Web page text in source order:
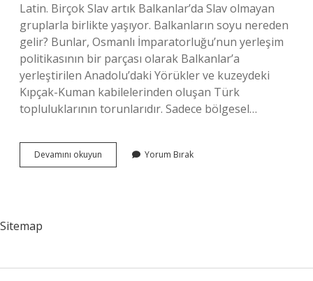
Latin. Birçok Slav artık Balkanlar’da Slav olmayan
gruplarla birlikte yaşıyor. Balkanların soyu nereden
gelir? Bunlar, Osmanlı İmparatorluğu’nun yerleşim
politikasının bir parçası olarak Balkanlar’a
yerleştirilen Anadolu’daki Yörükler ve kuzeydeki
Kıpçak-Kuman kabilelerinden oluşan Türk
topluluklarının torunlarıdır. Sadece bölgesel…
Devamını okuyun
Göçmenleri
Yorum Bırak
Sitemap